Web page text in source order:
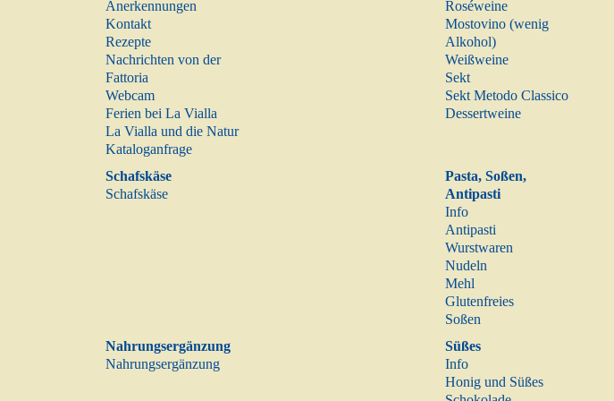
Anerkennungen
Kontakt
Rezepte
Nachrichten von der
Fattoria
Webcam
Ferien bei La Vialla
La Vialla und die Natur
Kataloganfrage
Roséweine
Mostovino (wenig
Alkohol)
Weißweine
Sekt
Sekt Metodo Classico
Dessertweine
Schafskäse
Schafskäse
Pasta, Soßen,
Antipasti
Info
Antipasti
Wurstwaren
Nudeln
Mehl
Glutenfreies
Soßen
Nahrungsergänzung
Nahrungsergänzung
Süßes
Info
Honig und Süßes